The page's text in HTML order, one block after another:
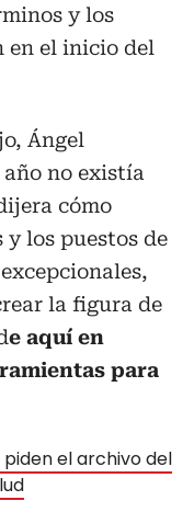
y los
en el inicio del
Ángel
no existía
cómo
los puestos de
la figura de
e aquí en
para
el archivo del